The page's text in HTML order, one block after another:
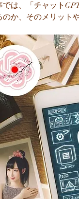
では、「チャット
のか、そのメリット